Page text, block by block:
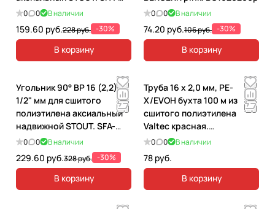
0004-002016
0 0 В наличии
159.60 руб.228 руб. -30%
В корзину
0 0 В наличии
74.20 руб.106 руб. -30%
В корзину
Угольник 90° ВР 16 (2,2) х
1/2" мм для сшитого
полиэтилена аксиальный
надвижной STOUT. SFA-
0006-001612
0 0 В наличии
229.60 руб.328 руб. -30%
В корзину
Труба 16 х 2,0 мм, PE-
X/EVOH бухта 100 м из
сшитого полиэтилена
Valtec красная.
VP1620.3.100
0 0 В наличии
78 руб.
В корзину